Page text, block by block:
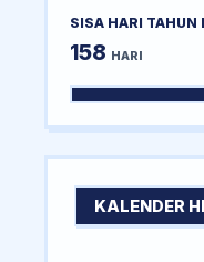
SISA HARI TAHUN
158 HARI
KALENDER